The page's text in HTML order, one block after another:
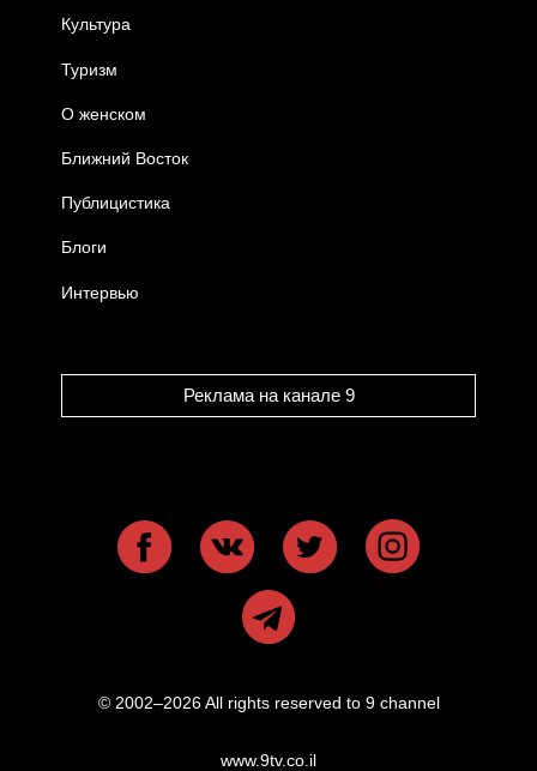
Культура
Туризм
О женском
Ближний Восток
Публицистика
Блоги
Интервью
Реклама на канале 9
© 2002–2026 All rights reserved to 9 channel
www.9tv.co.il